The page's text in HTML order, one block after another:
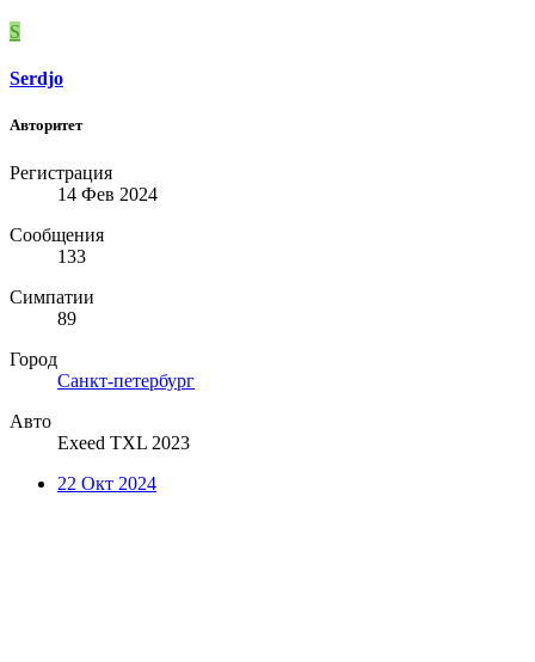
S
Serdjo
Авторитет
Регистрация
14 Фев 2024
Сообщения
133
Симпатии
89
Город
Санкт-петербург
Авто
Exeed TXL 2023
22 Окт 2024